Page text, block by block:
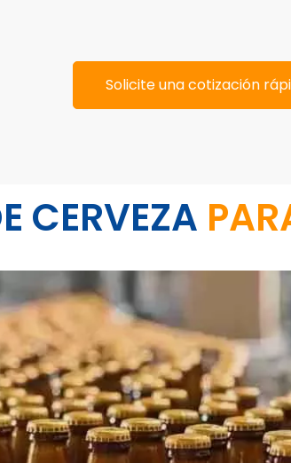
Solicite una cotización
CERVEZA